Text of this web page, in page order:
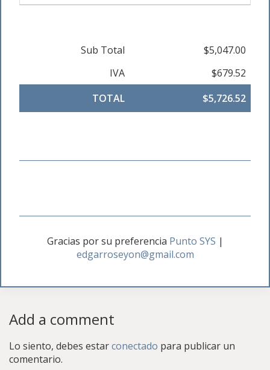
Sub Total
$5,047.00
IVA
$679.52
TOTAL
$5,726.52
Gracias por su preferencia Punto SYS |
edgarroseyon@gmail.com
Add a comment
Lo siento, debes estarconectado para publicar un
comentario.